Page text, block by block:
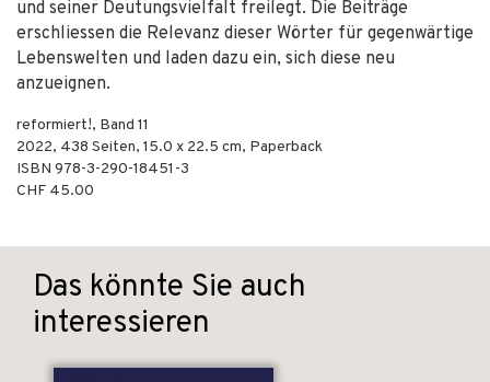
und seiner Deutungsvielfalt freilegt. Die Beiträge
erschliessen die Relevanz dieser Wörter für gegenwärtige
Lebenswelten und laden dazu ein, sich diese neu
anzueignen.
reformiert!, Band 11
2022, 438 Seiten, 15.0 x 22.5 cm, Paperback
ISBN 978-3-290-18451-3
CHF 45.00
Das könnte Sie auch
interessieren